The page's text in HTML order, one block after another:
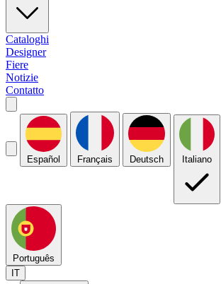
Cataloghi
Designer
Fiere
Notizie
Contatto
Español Français Deutsch Italiano
Português
IT